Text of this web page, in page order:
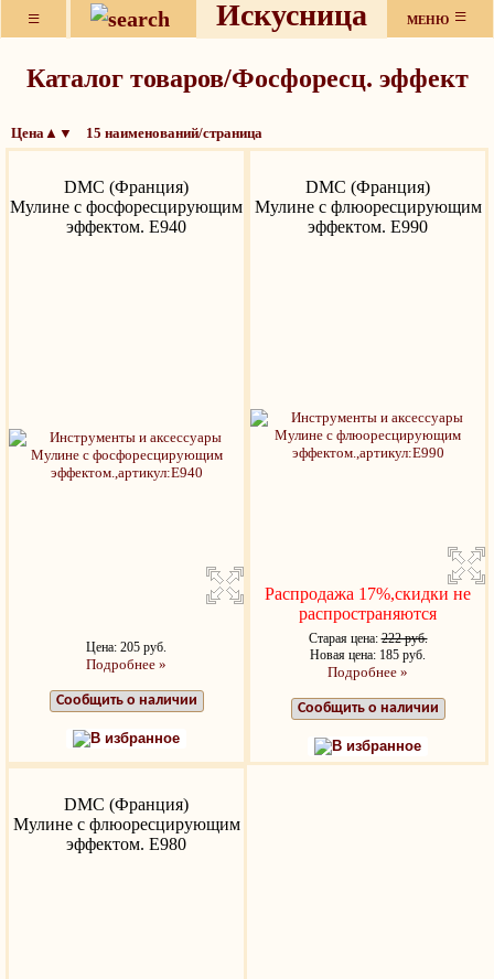
≡ Искусница МЕНЮ ≡
Каталог товаров/Фосфоресц. эффект
Цена▲▼ 15 наименований/страница
DMC (Франция)
Мулине с фосфоресцирующим
эффектом. Е940
Цена: 205 руб.
Подробнее »
Сообщить о наличии
В избранное
DMC (Франция)
Мулине с флюоресцирующим
эффектом. Е990
Распродажа 17%,скидки не
распространяются
Старая цена:222 руб.
Новая цена: 185 руб.
Подробнее »
Сообщить о наличии
В избранное
DMC (Франция)
Мулине с флюоресцирующим
эффектом. Е980